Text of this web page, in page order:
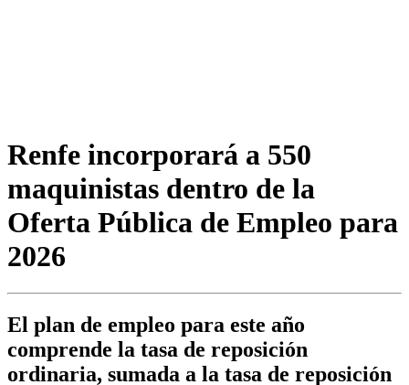
Renfe incorporará a 550
maquinistas dentro de la
Oferta Pública de Empleo para
2026
El plan de empleo para este año
comprende la tasa de reposición
ordinaria, sumada a la tasa de reposición